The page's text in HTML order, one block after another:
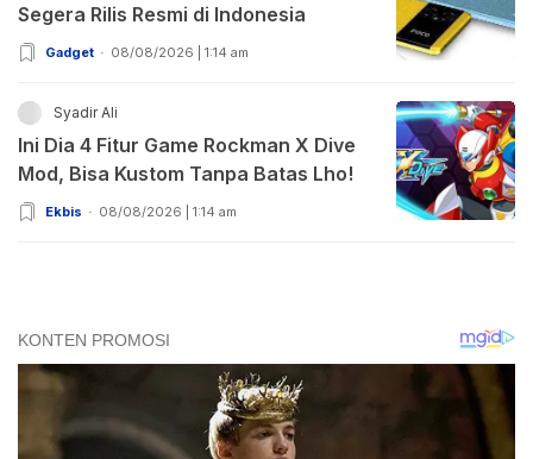
Segera Rilis Resmi di Indonesia
Gadget 08/08/2026 | 1:14 am
Syadir Ali
Ini Dia 4 Fitur Game Rockman X Dive
Mod, Bisa Kustom Tanpa Batas Lho!
Ekbis 08/08/2026 | 1:14 am